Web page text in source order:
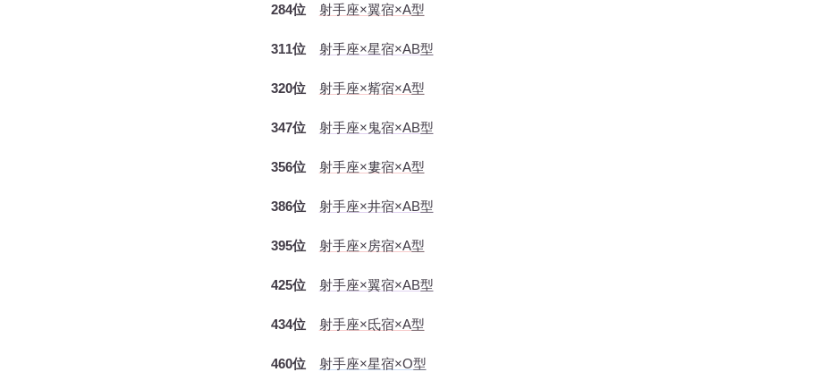
284位 射手座×翼宿×A型
311位 射手座×星宿×AB型
320位 射手座×觜宿×A型
347位 射手座×鬼宿×AB型
356位 射手座×婁宿×A型
386位 射手座×井宿×AB型
395位 射手座×房宿×A型
425位 射手座×翼宿×AB型
434位 射手座×氐宿×A型
460位 射手座×星宿×O型